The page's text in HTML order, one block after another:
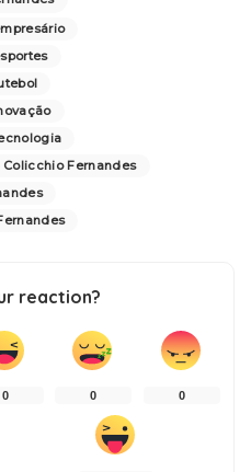
Fernandes
reaction?
0 0 0